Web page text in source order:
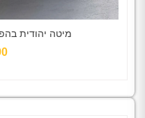
מיטה יהודית
₪‎